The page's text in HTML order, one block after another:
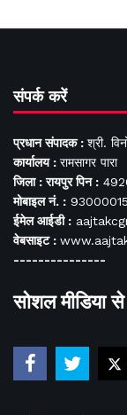
संपर्क करें
प्रधान संपादक : श्री.
कार्यालय : रामसागर पारा
जिला : रायपुर पिन :
मोबाइल नं. :
ईमेल आईडी :
वेबसाइट :
---------------
सोशल मीडिया